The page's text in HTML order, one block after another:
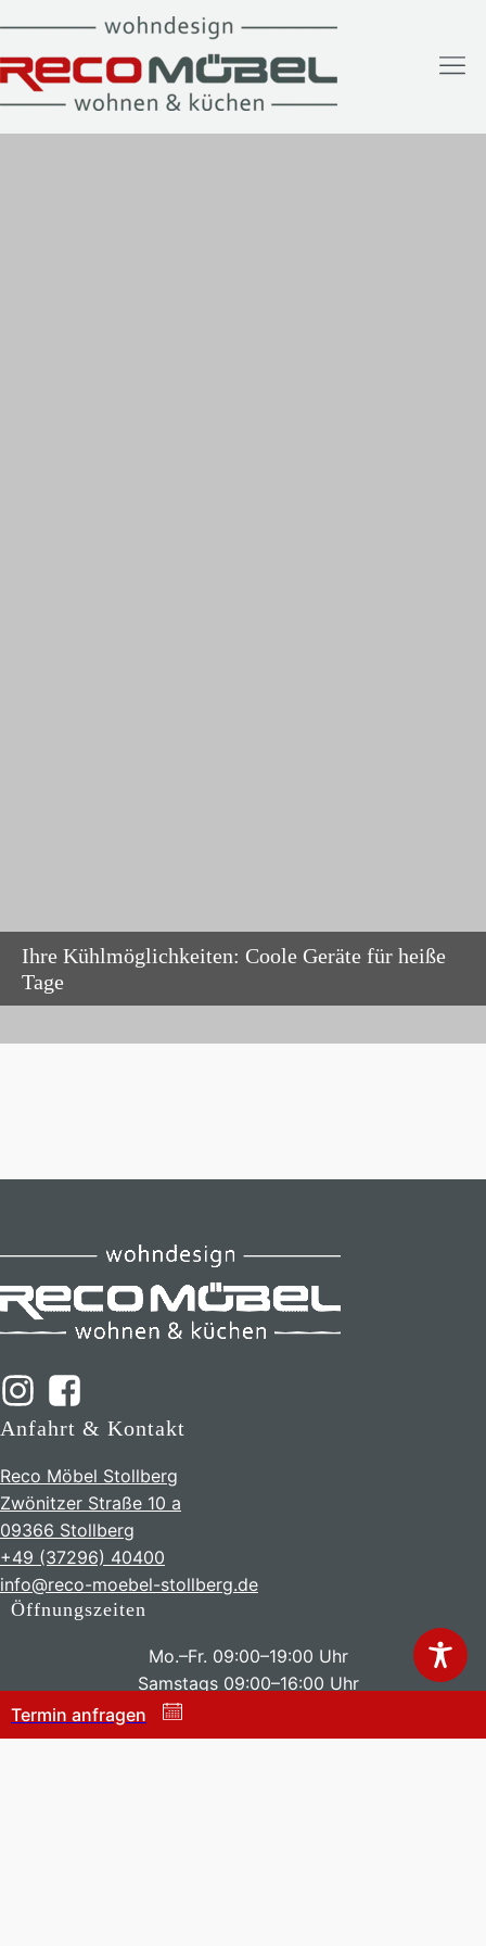
Termin anfragen
Ihre Kühlmöglichkeiten: Coole Geräte für heiße
Tage
Anfahrt & Kontakt
Reco Möbel Stollberg
Zwönitzer Straße 10 a
09366 Stollberg
+49 (37296) 40400
info@reco-moebel-stollberg.de
Öffnungszeiten
Mo.–Fr. 09:00–19:00 Uhr
Samstags 09:00–16:00 Uhr